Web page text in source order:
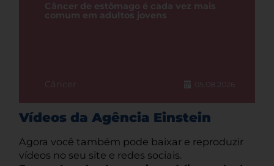
Câncer de estômago é cada vez mais
comum em adultos jovens
Câncer 05.08.2026
Vídeos da Agência Einstein
Agora você também pode baixar e reproduzir
vídeos no seu site e redes sociais.